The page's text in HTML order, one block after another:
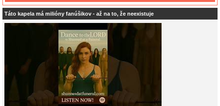
Táto kapela má milióny fanúšikov - až na to, že neexistuje